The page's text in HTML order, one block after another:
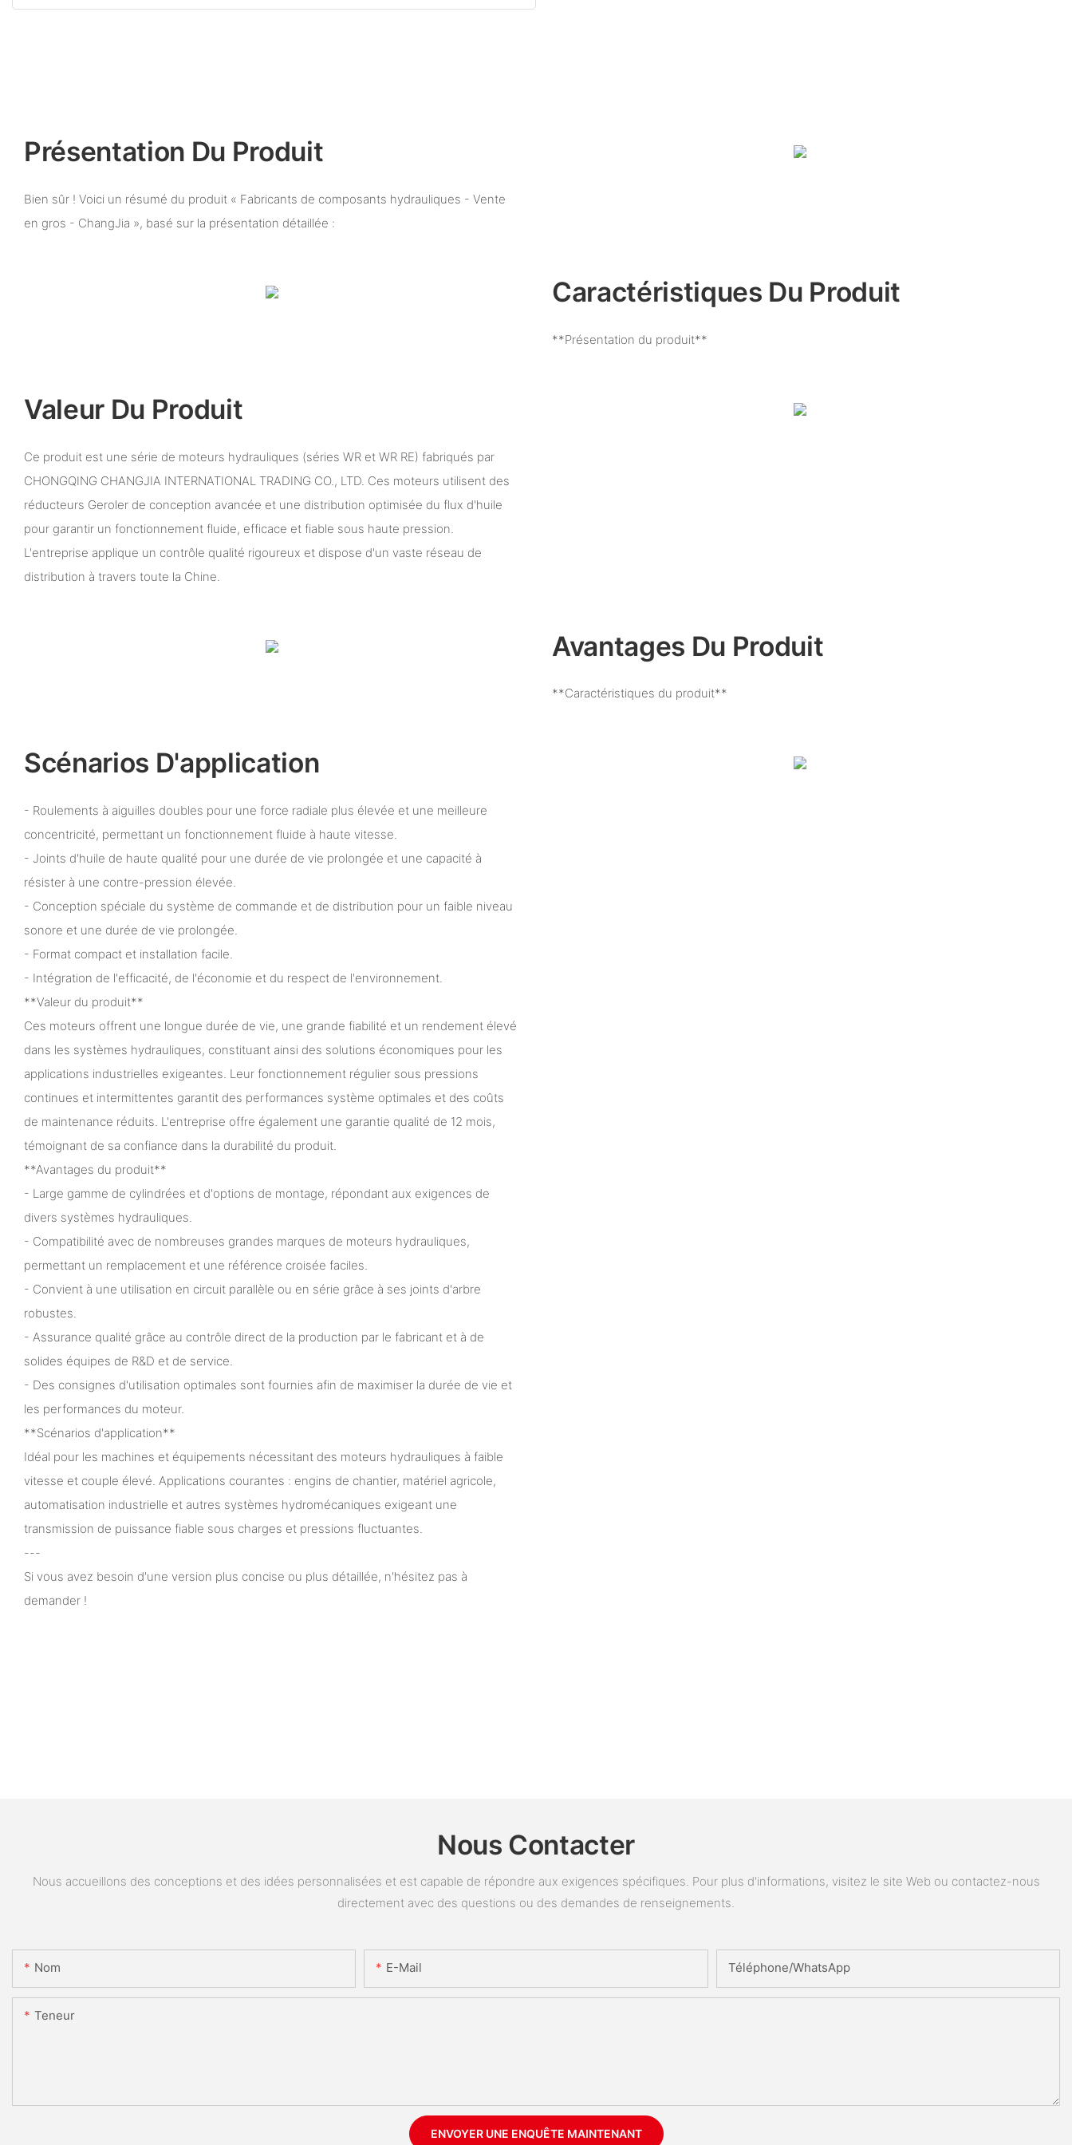
Présentation Du Produit
Bien sûr ! Voici un résumé du produit « Fabricants de composants hydrauliques - Vente
en gros - ChangJia », basé sur la présentation détaillée :
Caractéristiques Du Produit
**Présentation du produit**
Valeur Du Produit
Ce produit est une série de moteurs hydrauliques (séries WR et WR RE) fabriqués par
CHONGQING CHANGJIA INTERNATIONAL TRADING CO., LTD. Ces moteurs utilisent des
réducteurs Geroler de conception avancée et une distribution optimisée du flux d'huile
pour garantir un fonctionnement fluide, efficace et fiable sous haute pression.
L'entreprise applique un contrôle qualité rigoureux et dispose d'un vaste réseau de
distribution à travers toute la Chine.
Avantages Du Produit
**Caractéristiques du produit**
Scénarios D'application
- Roulements à aiguilles doubles pour une force radiale plus élevée et une meilleure
concentricité, permettant un fonctionnement fluide à haute vitesse.
- Joints d'huile de haute qualité pour une durée de vie prolongée et une capacité à
résister à une contre-pression élevée.
- Conception spéciale du système de commande et de distribution pour un faible niveau
sonore et une durée de vie prolongée.
- Format compact et installation facile.
- Intégration de l'efficacité, de l'économie et du respect de l'environnement.
**Valeur du produit**
Ces moteurs offrent une longue durée de vie, une grande fiabilité et un rendement élevé
dans les systèmes hydrauliques, constituant ainsi des solutions économiques pour les
applications industrielles exigeantes. Leur fonctionnement régulier sous pressions
continues et intermittentes garantit des performances système optimales et des coûts
de maintenance réduits. L'entreprise offre également une garantie qualité de 12 mois,
témoignant de sa confiance dans la durabilité du produit.
**Avantages du produit**
- Large gamme de cylindrées et d'options de montage, répondant aux exigences de
divers systèmes hydrauliques.
- Compatibilité avec de nombreuses grandes marques de moteurs hydrauliques,
permettant un remplacement et une référence croisée faciles.
- Convient à une utilisation en circuit parallèle ou en série grâce à ses joints d'arbre
robustes.
- Assurance qualité grâce au contrôle direct de la production par le fabricant et à de
solides équipes de R&D et de service.
- Des consignes d'utilisation optimales sont fournies afin de maximiser la durée de vie et
les performances du moteur.
**Scénarios d'application**
Idéal pour les machines et équipements nécessitant des moteurs hydrauliques à faible
vitesse et couple élevé. Applications courantes : engins de chantier, matériel agricole,
automatisation industrielle et autres systèmes hydromécaniques exigeant une
transmission de puissance fiable sous charges et pressions fluctuantes.
---
Si vous avez besoin d'une version plus concise ou plus détaillée, n'hésitez pas à
demander !
Nous Contacter
Nous accueillons des conceptions et des idées personnalisées et est capable de répondre aux exigences spécifiques. Pour plus d'informations, visitez le site Web ou contactez-nous
directement avec des questions ou des demandes de renseignements.
Nom E-Mail Téléphone/WhatsApp
Teneur
ENVOYER UNE ENQUÊTE MAINTENANT